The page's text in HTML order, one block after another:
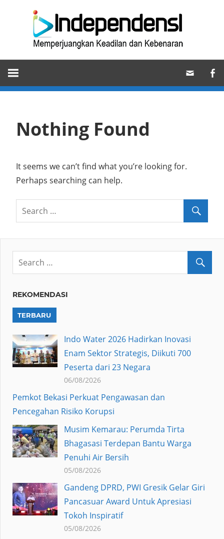
Memperjuangkan
Keadilan
dan
Nothing Found
It seems we can’t find what you’re looking for.
Perhaps searching can help.
REKOMENDASI
TERBARU
Indo Water 2026 Hadirkan Inovasi
Enam Sektor Strategis, Diikuti 700
Peserta dari 23 Negara
06/08/2026
Pemkot Bekasi Perkuat Pengawasan dan
Pencegahan Risiko Korupsi
Musim Kemarau: Perumda Tirta
Bhagasasi Terdepan Bantu Warga
Penuhi Air Bersih
05/08/2026
Gandeng DPRD, PWI Gresik Gelar Giri
Pancasuar Award Untuk Apresiasi
Tokoh Inspiratif
05/08/2026